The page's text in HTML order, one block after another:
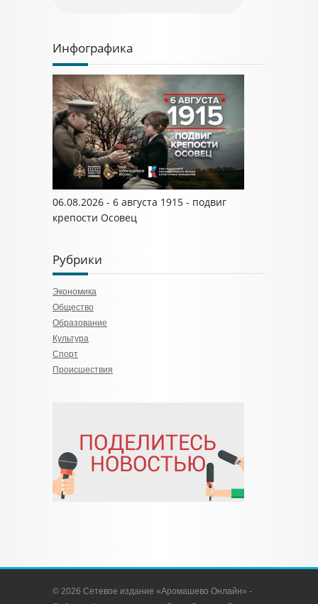
Инфографика
06.08.2026 - 6 августа 1915 - подвиг
крепости Осовец
Рубрики
Экономика
Общество
Образование
Культура
Спорт
Происшествия
© 2026 Сетевое издание «Аромашево Онлайн» -